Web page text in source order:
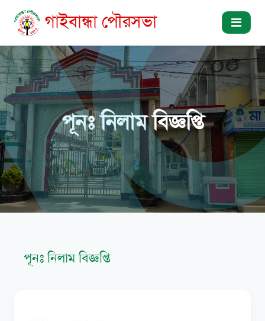
গাইবান্ধা পৌরসভা
পূনঃ নিলাম বিজ্ঞপ্তি
পূনঃ নিলাম বিজ্ঞপ্তি